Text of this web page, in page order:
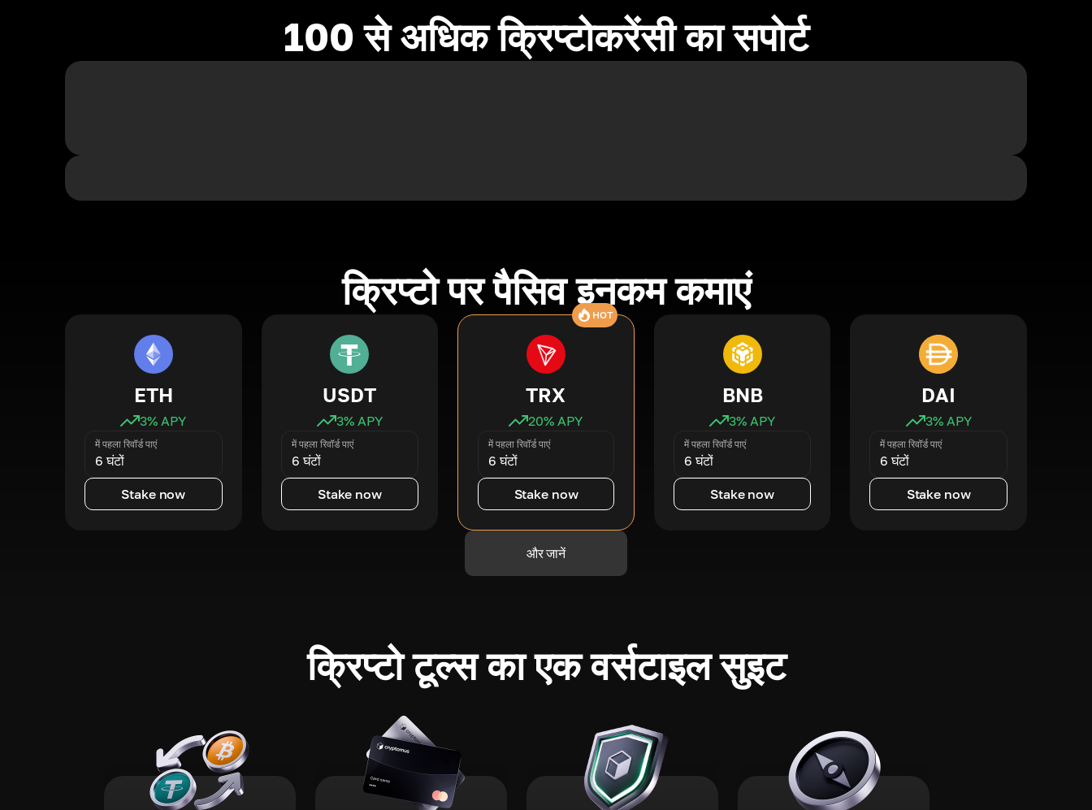
100 से अधिक क्रिप्टोकरेंसी का सपोर्ट
क्रिप्टो पर पैसिव इनकम कमाएं
ETH
3% APY
में पहला रिवॉर्ड पाएं
6 घंटों
Stake now
USDT
3% APY
में पहला रिवॉर्ड पाएं
6 घंटों
Stake now
HOT
TRX
20% APY
में पहला रिवॉर्ड पाएं
6 घंटों
Stake now
BNB
3% APY
में पहला रिवॉर्ड पाएं
6 घंटों
Stake now
DAI
3% APY
में पहला रिवॉर्ड पाएं
6 घंटों
Stake now
और जानें
क्रिप्टो टूल्स का एक वर्सटाइल सुइट